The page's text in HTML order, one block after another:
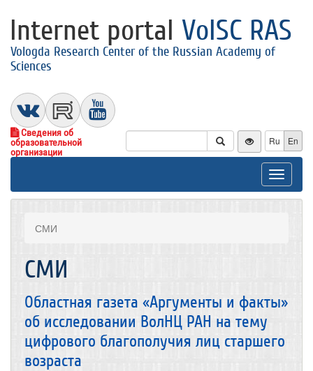
Internet portal VolSC RAS
Vologda Research Center of the Russian Academy of
Sciences
Сведения об
образовательной
организации
Ru En
Toggle
СМИ
СМИ
Областная газета «Аргументы и факты»
об исследовании ВолНЦ РАН на тему
цифрового благополучия лиц старшего
возраста